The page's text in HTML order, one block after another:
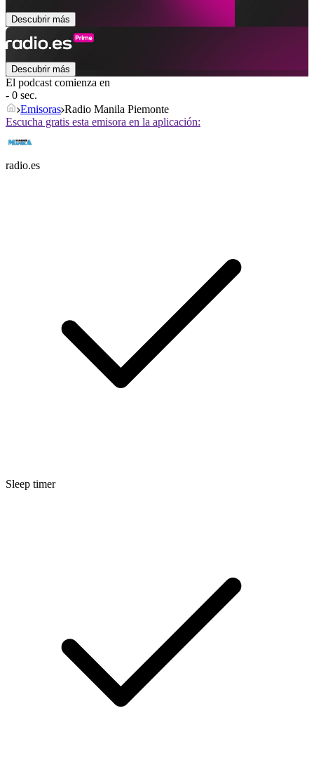
Descubrir más
Descubrir más
El podcast comienza en
- 0 sec.
Emisoras Radio Manila Piemonte
Escucha gratis esta emisora en la aplicación:
radio.es
Sleep timer